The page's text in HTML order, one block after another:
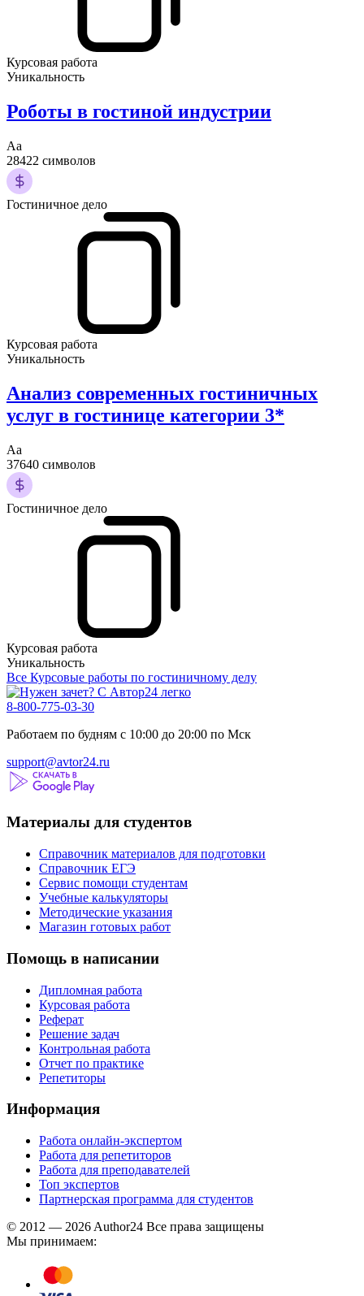
Курсовая работа
Уникальность
Роботы в гостиной индустрии
Аа
28422 символов
Гостиничное дело
Курсовая работа
Уникальность
Анализ современных гостиничных
услуг в гостинице категории 3*
Аа
37640 символов
Гостиничное дело
Курсовая работа
Уникальность
Все Курсовые работы по гостиничному делу
8-800-775-03-30
Работаем по будням с 10:00 до 20:00 по Мск
support@avtor24.ru
Материалы для студентов
Справочник материалов для подготовки
Справочник ЕГЭ
Сервис помощи студентам
Учебные калькуляторы
Методические указания
Магазин готовых работ
Помощь в написании
Дипломная работа
Курсовая работа
Реферат
Решение задач
Контрольная работа
Отчет по практике
Репетиторы
Информация
Работа онлайн-экспертом
Работа для репетиторов
Работа для преподавателей
Топ экспертов
Партнерская программа для студентов
© 2012 — 2026 Author24 Все права защищены
Мы принимаем: